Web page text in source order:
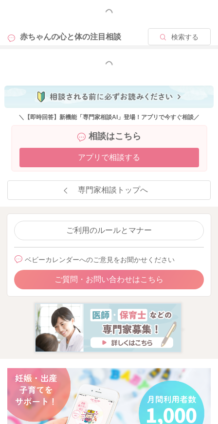
もっと見る
赤ちゃんの心と体の注目相談 検索する
もっと見る
＼【即時回答】新機能「専門家相談AI」登場！アプリで今すぐ相談／
相談はこちら
アプリで相談する
専門家相談トップへ
ご利用のルールとマナー
ベビーカレンダーへのご意見をお聞かせください
ご質問・お問い合わせはこちら